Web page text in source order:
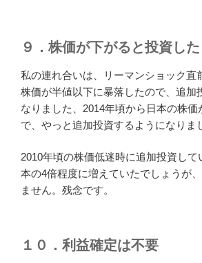
９．株価が下がると投資し
私の連れ合いは、リーマンショック直
株価が半値以下に暴落したので、追加
なりました、2014年頃から日本の株
で、やっと追加投資するようになりま
2010年頃の株価低迷時に追加投資し
本の4倍程度に増えていたでしょうが
ません。残念です。
１０．利益確定は不要